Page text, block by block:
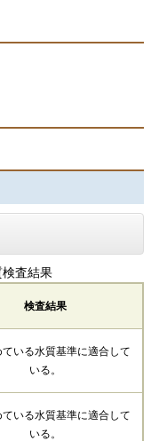
査結果
検査結果
ている水質基準に適合して
いる。
ている水質基準に適合して
いる。